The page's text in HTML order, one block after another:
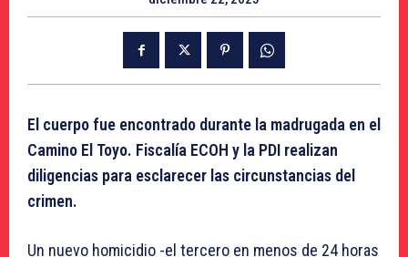
El cuerpo fue encontrado durante la madrugada en el
Camino El Toyo. Fiscalía ECOH y la PDI realizan
diligencias para esclarecer las circunstancias del
crimen.
Un nuevo homicidio -el tercero en menos de 24 horas